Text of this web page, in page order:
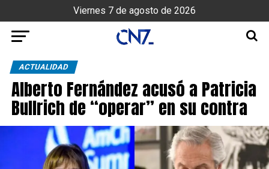
Viernes 7 de agosto de 2026
ACTUALIDAD
Alberto Fernández acusó a Patricia
Bullrich de “operar” en su contra